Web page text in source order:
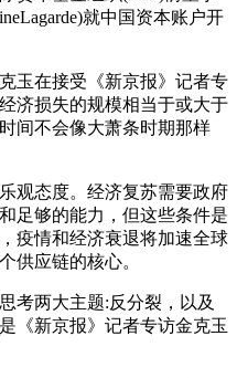
就中国资本账户开
玉在接受《新京报》记者专
济损失的规模相当于或大于
间不会像大萧条时期那样
观态度。经济复苏需要政府
足够的能力，但这些条件是
疫情和经济衰退将加速全球
供应链的核心。
考两大主题:反分裂，以及
《新京报》记者专访金克玉